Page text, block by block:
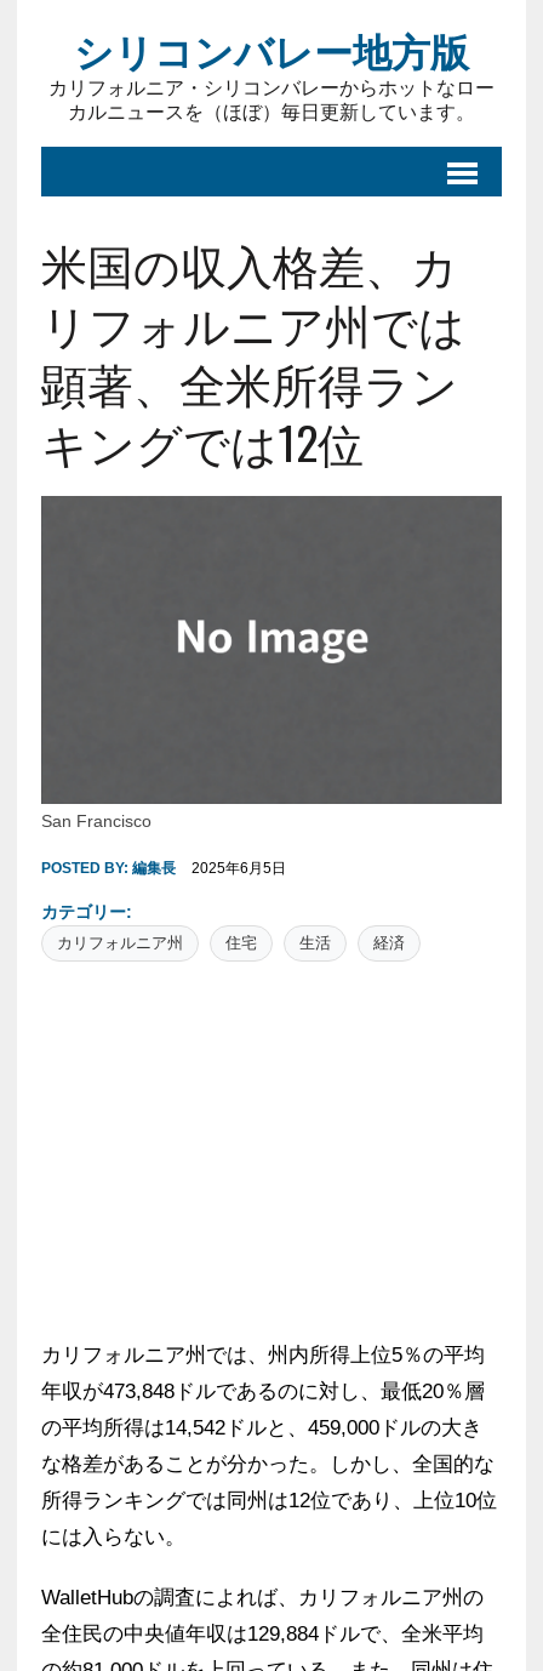
シリコンバレー地方版
カリフォルニア・シリコンバレーからホットなロー
カルニュースを（ほぼ）毎日更新しています。
米国の収入格差、カ
リフォルニア州では
顕著、全米所得ラン
キングでは12位
San Francisco
POSTED BY: 編集長 2025年6月5日
カテゴリー:
カリフォルニア州 住宅 生活 経済
カリフォルニア州では、州内所得上位5％の平均
年収が473,848ドルであるのに対し、最低20％層
の平均所得は14,542ドルと、459,000ドルの大き
な格差があることが分かった。しかし、全国的な
所得ランキングでは同州は12位であり、上位10位
には入らない。
WalletHubの調査によれば、カリフォルニア州の
全住民の中央値年収は129,884ドルで、全米平均